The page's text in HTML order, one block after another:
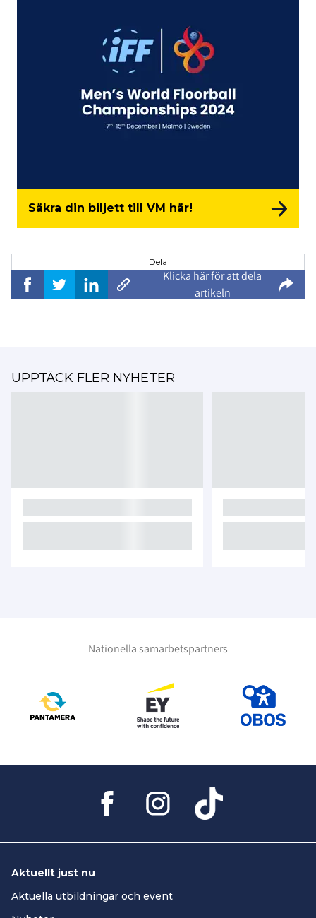
Säkra din biljett till VM här!
Dela
Klicka här för att dela
artikeln
UPPTÄCK FLER NYHETER
Nationella samarbetspartners
Aktuellt just nu
Aktuella utbildningar och event